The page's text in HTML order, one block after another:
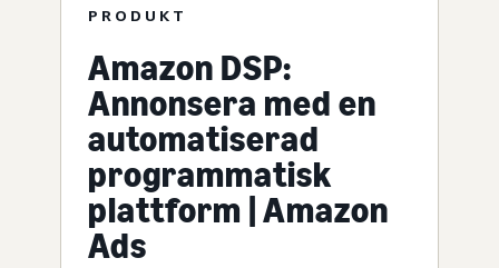
PRODUKT
Amazon DSP:
Annonsera med en
automatiserad
programmatisk
plattform | Amazon
Ads